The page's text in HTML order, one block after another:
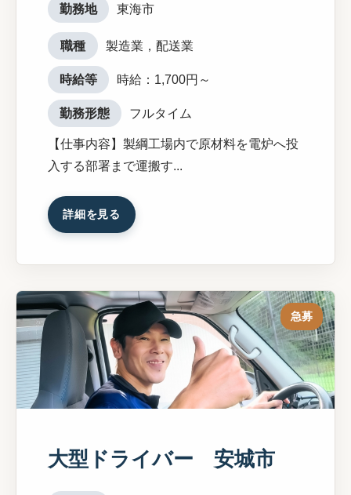
勤務地 東海市
職種 製造業，配送業
時給等 時給：1,700円～
勤務形態 フルタイム
【仕事内容】製綱工場内で原材料を電炉へ投
入する部署まで運搬す...
詳細を見る
急募
大型ドライバー 安城市